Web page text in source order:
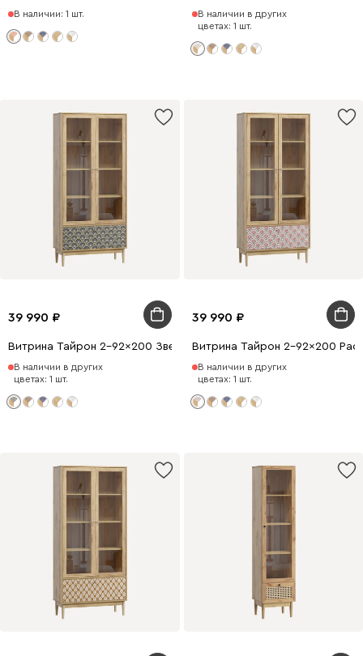
В наличии: 1 шт.
В наличии в других
цветах: 1 шт.
39 990
Витрина Тайрон 2-92x200 Звезда ​
В наличии в других
цветах: 1 шт.
39 990
Витрина Тайрон 2-92x200
В наличии в других
цветах: 1 шт.